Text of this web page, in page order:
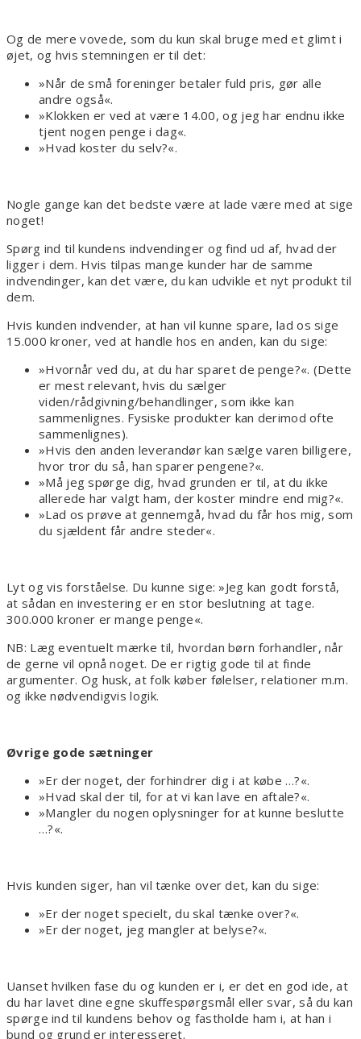
Og de mere vovede, som du kun skal bruge med et glimt i
øjet, og hvis stemningen er til det:
»Når de små foreninger betaler fuld pris, gør alle
andre også«.
»Klokken er ved at være 14.00, og jeg har endnu ikke
tjent nogen penge i dag«.
»Hvad koster du selv?«.
Nogle gange kan det bedste være at lade være med at sige
noget!
Spørg ind til kundens indvendinger og find ud af, hvad der
ligger i dem. Hvis tilpas mange kunder har de samme
indvendinger, kan det være, du kan udvikle et nyt produkt til
dem.
Hvis kunden indvender, at han vil kunne spare, lad os sige
15.000 kroner, ved at handle hos en anden, kan du sige:
»Hvornår ved du, at du har sparet de penge?«. (Dette
er mest relevant, hvis du sælger
viden/rådgivning/behandlinger, som ikke kan
sammenlignes. Fysiske produkter kan derimod ofte
sammenlignes).
»Hvis den anden leverandør kan sælge varen billigere,
hvor tror du så, han sparer pengene?«.
»Må jeg spørge dig, hvad grunden er til, at du ikke
allerede har valgt ham, der koster mindre end mig?«.
»Lad os prøve at gennemgå, hvad du får hos mig, som
du sjældent får andre steder«.
Lyt og vis forståelse. Du kunne sige: »Jeg kan godt forstå,
at sådan en investering er en stor beslutning at tage.
300.000 kroner er mange penge«.
NB: Læg eventuelt mærke til, hvordan børn forhandler, når
de gerne vil opnå noget. De er rigtig gode til at finde
argumenter. Og husk, at folk køber følelser, relationer m.m.
og ikke nødvendigvis logik.
Øvrige gode sætninger
»Er der noget, der forhindrer dig i at købe …?«.
»Hvad skal der til, for at vi kan lave en aftale?«.
»Mangler du nogen oplysninger for at kunne beslutte
…?«.
Hvis kunden siger, han vil tænke over det, kan du sige:
»Er der noget specielt, du skal tænke over?«.
»Er der noget, jeg mangler at belyse?«.
Uanset hvilken fase du og kunden er i, er det en god ide, at
du har lavet dine egne skuffespørgsmål eller svar, så du kan
spørge ind til kundens behov og fastholde ham i, at han i
bund og grund er interesseret.